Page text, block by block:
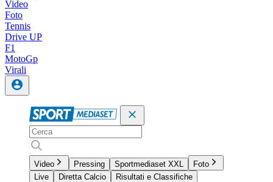
Video
Foto
Tennis
Drive UP
F1
MotoGp
Virali
Video Pressing Sportmediaset XXL
Foto
Live
Diretta Calcio
Risultati e Classifiche